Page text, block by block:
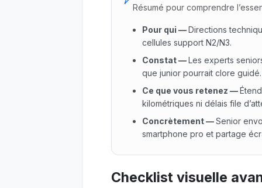
Résumé pour comprendre
Pour qui —Directions
cellules support N2/N3.
Constat—Les experts
que junior pourrait clore guidé.
Ce que vous retenez —
kilométriques ni délais file
Concrètement—Senior
smartphone pro et partage
Pour qui : Directions
Checklist visuelle